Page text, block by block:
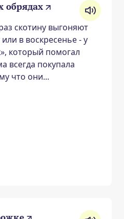
обрядах
скотину выгоняют
в воскресенье - у
который помогал
всегда покупала
что они...